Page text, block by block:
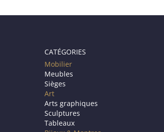
CATÉGORIES
Mobilier
Meubles
Sièges
Art
Arts graphiques
Sculptures
Tableaux